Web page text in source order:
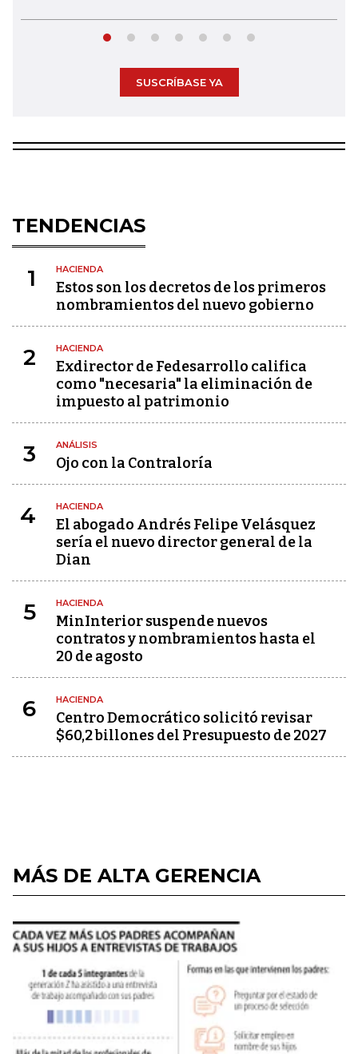
SUSCRÍBASE YA
TENDENCIAS
1 HACIENDA
Estos son los decretos de los primeros
nombramientos del nuevo gobierno
2 HACIENDA
Exdirector de Fedesarrollo califica
como "necesaria" la eliminación de
impuesto al patrimonio
3 ANÁLISIS
Ojo con la Contraloría
4 HACIENDA
El abogado Andrés Felipe Velásquez
sería el nuevo director general de la
Dian
5 HACIENDA
MinInterior suspende nuevos
contratos y nombramientos hasta el
20 de agosto
6 HACIENDA
Centro Democrático solicitó revisar
$60,2 billones del Presupuesto de 2027
MÁS DE ALTA GERENCIA